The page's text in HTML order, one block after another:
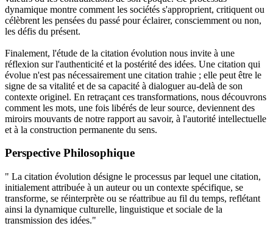
dynamique montre comment les sociétés s'approprient, critiquent ou
célèbrent les pensées du passé pour éclairer, consciemment ou non,
les défis du présent.
Finalement, l'étude de la citation évolution nous invite à une
réflexion sur l'authenticité et la postérité des idées. Une citation qui
évolue n'est pas nécessairement une citation trahie ; elle peut être le
signe de sa vitalité et de sa capacité à dialoguer au-delà de son
contexte originel. En retraçant ces transformations, nous découvrons
comment les mots, une fois libérés de leur source, deviennent des
miroirs mouvants de notre rapport au savoir, à l'autorité intellectuelle
et à la construction permanente du sens.
Perspective Philosophique
" La citation évolution désigne le processus par lequel une citation,
initialement attribuée à un auteur ou un contexte spécifique, se
transforme, se réinterprète ou se réattribue au fil du temps, reflétant
ainsi la dynamique culturelle, linguistique et sociale de la
transmission des idées."